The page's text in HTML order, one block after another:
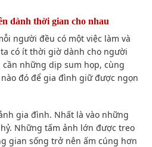
dành thời gian cho nhau
người đều có một việc làm và
có ít thời giờ dành cho người
những dịp sum họp, cùng
đó để gia đình giữ được ngọn
gia đình. Nhất là vào những
Những tấm ảnh lớn được treo
gian sống trở nên ấm cúng hơn